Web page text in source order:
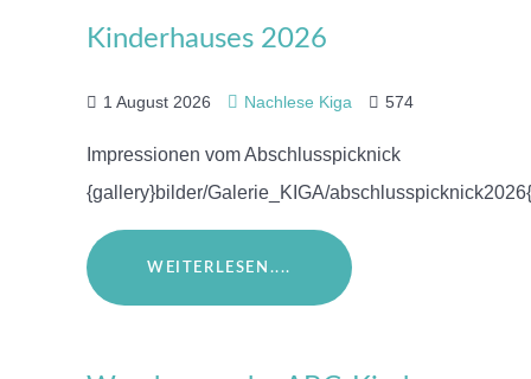
Kinderhauses 2026
1 August 2026 Nachlese Kiga 574
Impressionen vom Abschlusspicknick
{gallery}bilder/Galerie_KIGA/
WEITERLESEN....